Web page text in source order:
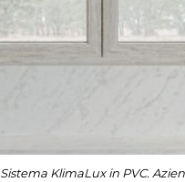
Sistema KlimaLux in PVC.